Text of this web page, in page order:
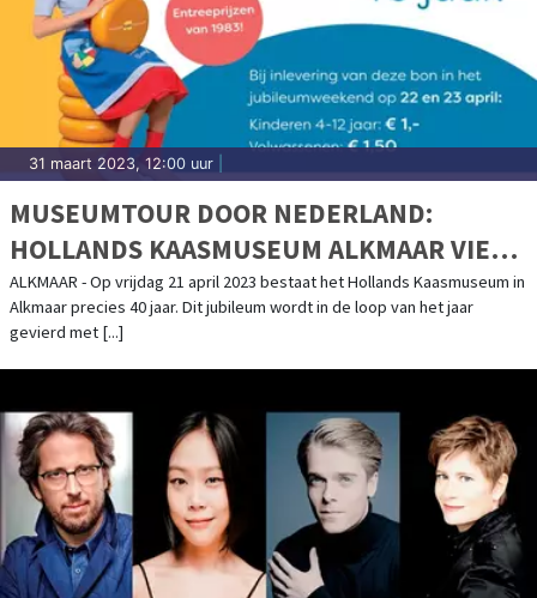
31 maart 2023, 12:00 uur
MUSEUMTOUR DOOR NEDERLAND:
HOLLANDS KAASMUSEUM ALKMAAR VIERT
40-JARIG JUBILEUM
ALKMAAR - Op vrijdag 21 april 2023 bestaat het Hollands Kaasmuseum in
Alkmaar precies 40 jaar. Dit jubileum wordt in de loop van het jaar
gevierd met [...]